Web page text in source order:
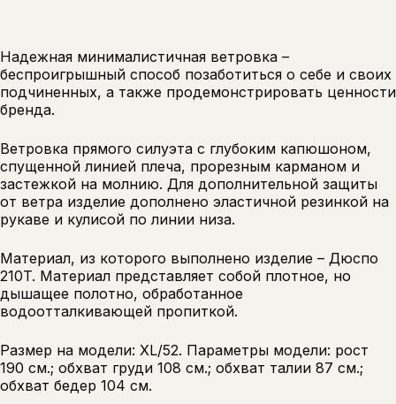
Надежная минималистичная ветровка –
беспроигрышный способ позаботиться о себе и своих
подчиненных, а также продемонстрировать ценности
бренда.
Ветровка прямого силуэта с глубоким капюшоном,
спущенной линией плеча, прорезным карманом и
застежкой на молнию. Для дополнительной защиты
от ветра изделие дополнено эластичной резинкой на
рукаве и кулисой по линии низа.
Материал, из которого выполнено изделие – Дюспо
210T. Материал представляет собой плотное, но
дышащее полотно, обработанное
водоотталкивающей пропиткой.
Размер на модели: XL/52. Параметры модели: рост
190 см.; обхват груди 108 см.; обхват талии 87 см.;
обхват бедер 104 см.